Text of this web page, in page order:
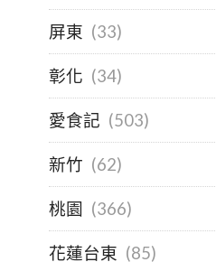
屏東 (33)
彰化 (34)
愛食記 (503)
新竹 (62)
桃園 (366)
花蓮台東 (85)